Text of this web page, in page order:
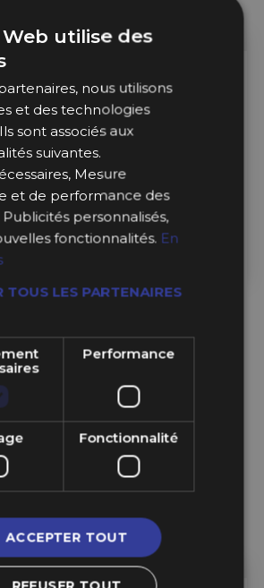
5 En Stock
Bardahl
Dégrippant Démonte
Injecteurs Diesel Bardahl
24,09 €
Web utilise des
nous utilisons
et des technologies
sont associés aux
suivantes.
Mesure
et de performance des
personnalisés,
fonctionnalités. En
TOUS LES PARTENAIRES
Performance
Fonctionnalité
ACCEPTER TOUT